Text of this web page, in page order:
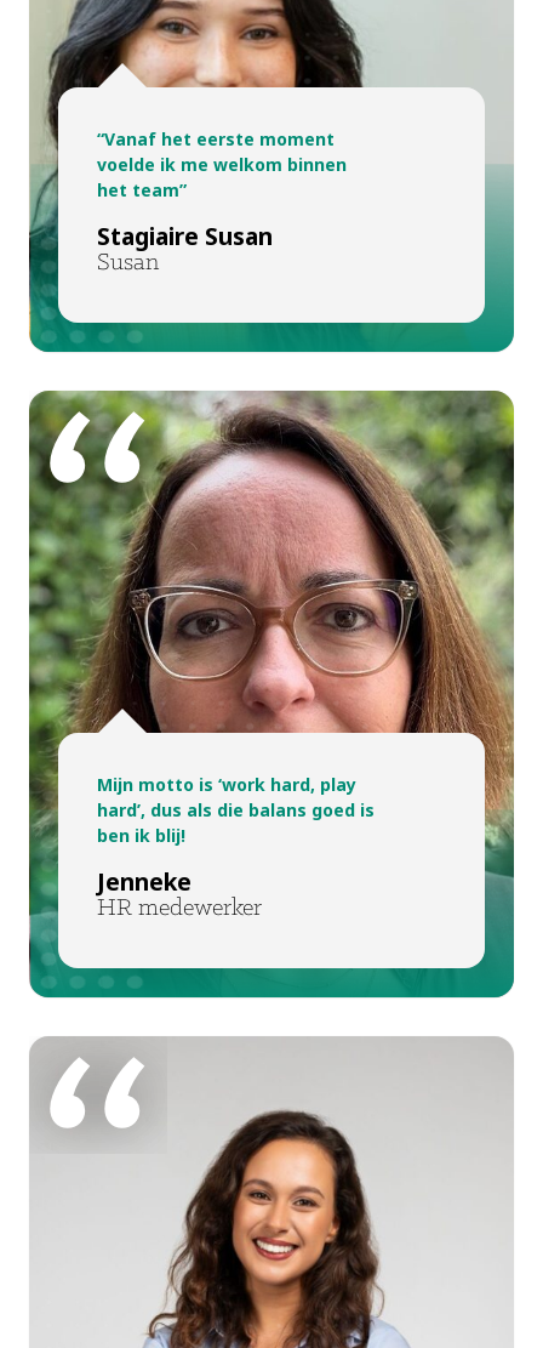
“Vanaf het eerste moment
voelde ik me welkom binnen
het team”
Stagiaire Susan
Susan
Mijn motto is ‘work hard, play
hard’, dus als die balans goed is
ben ik blij!
Jenneke
HR medewerker